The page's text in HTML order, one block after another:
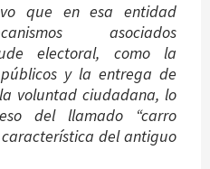
que en esa entidad
asociados
electoral, como la
y la entrega de
voluntad ciudadana, lo
del llamado “carro
del antiguo